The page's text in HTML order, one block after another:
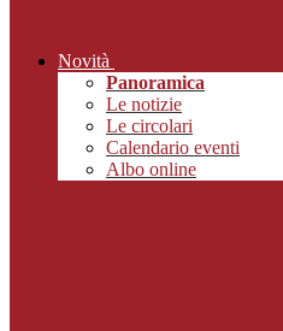
Novità
Panoramica
Le notizie
Le circolari
Calendario eventi
Albo online